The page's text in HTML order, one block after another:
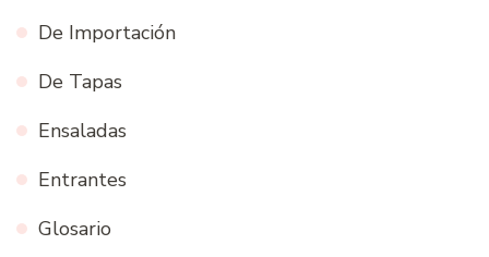
De Importación
De Tapas
Ensaladas
Entrantes
Glosario